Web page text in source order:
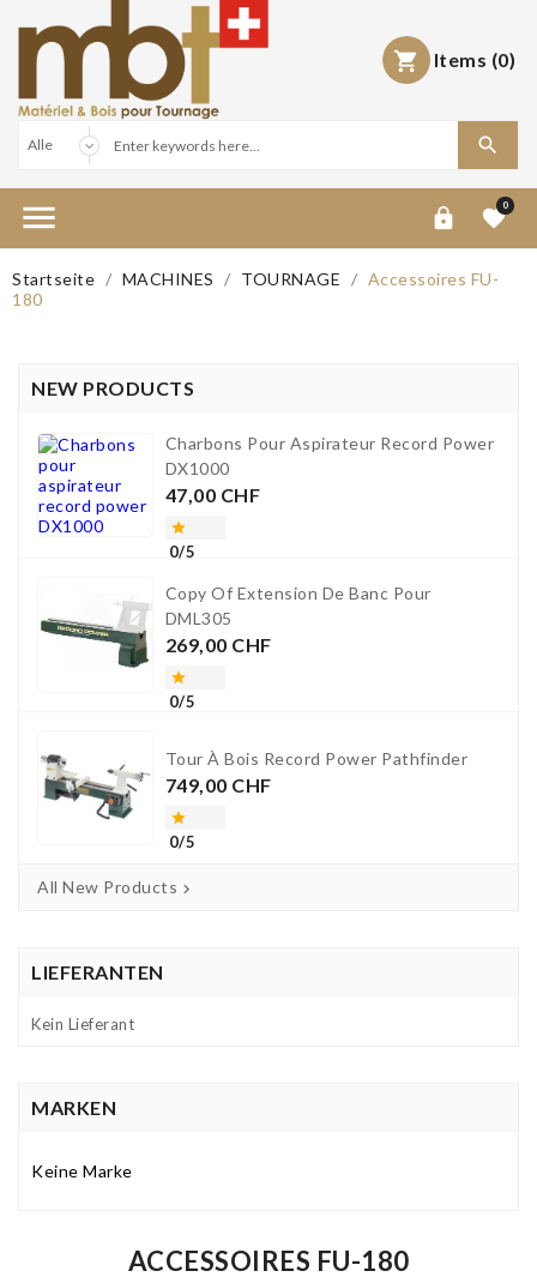
 Items (0)

  0
Startseite MACHINES TOURNAGE
Accessoires FU-
180
NEW PRODUCTS
Charbons Pour Aspirateur Record Power
DX1000
Preis
47,00 CHF

0/5
Copy Of Extension De Banc Pour
DML305
Preis
269,00 CHF

0/5
Tour À Bois Record Power Pathfinder
Preis
749,00 CHF

0/5
All New Products 
LIEFERANTEN
Kein Lieferant
MARKEN
Keine Marke
ACCESSOIRES FU-180